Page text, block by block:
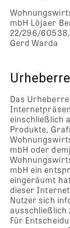
mbH Löjaer
22/296/
Gerd Warda
Das
einschließlich
Produkte,
mbH oder
mbH ein
eingeräumt
dieser
Nutzer sich
ausschließlich
Für